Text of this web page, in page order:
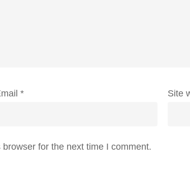
* Site
for the next time I comment.